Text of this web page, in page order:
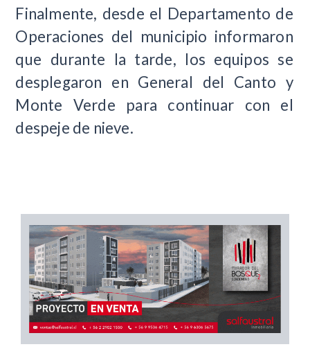
Finalmente, desde el Departamento de
Operaciones del municipio informaron
que durante la tarde, los equipos se
desplegaron en General del Canto y
Monte Verde para continuar con el
despeje de nieve.